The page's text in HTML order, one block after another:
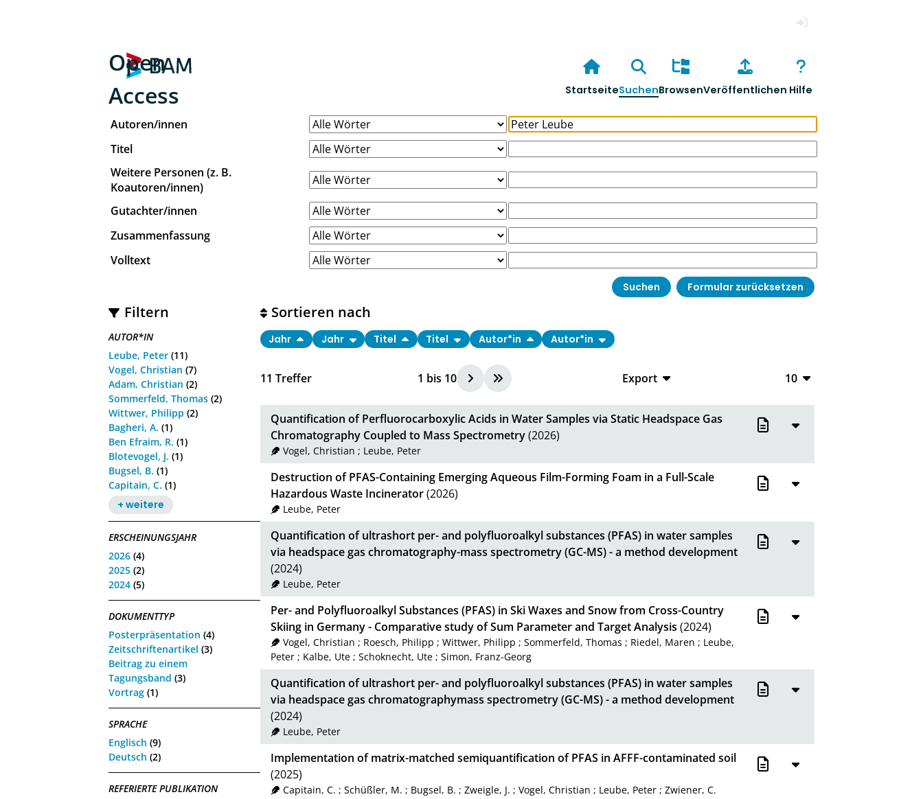
Open
Access
StartseiteSuchenBrowsenVeröffentlichen Hilfe
Autoren/innen
Titel
Weitere Personen (z. B.
Koautoren/innen)
Gutachter/innen
Zusammenfassung
Volltext
Filtern
AUTOR*IN
Leube, Peter (11)
Vogel, Christian (7)
Adam, Christian (2)
Sommerfeld, Thomas (2)
Wittwer, Philipp (2)
Bagheri, A. (1)
Ben Efraim, R. (1)
Blotevogel, J. (1)
Bugsel, B. (1)
Capitain, C. (1)
+ weitere
ERSCHEINUNGSJAHR
2026 (4)
2025 (2)
2024 (5)
DOKUMENTTYP
Posterpräsentation (4)
Zeitschriftenartikel (3)
Beitrag zu einem
Tagungsband (3)
Vortrag (1)
SPRACHE
Englisch (9)
Deutsch (2)
REFERIERTE PUBLIKATION
11 Treffer 1 bis 10
Export
RIS
10
20
100
Sortieren nach
Jahr Jahr Titel Titel Autor*in Autor*in
Quantification of Perfluorocarboxylic Acids in Water Samples via Static Headspace Gas
Chromatography Coupled to Mass Spectrometry(2026)
Vogel, Christian ; Leube, Peter
Destruction of PFAS-Containing Emerging Aqueous Film-Forming Foam in a Full-Scale
Hazardous Waste Incinerator(2026)
Leube, Peter
Quantification of ultrashort per- and polyfluoroalkyl substances (PFAS) in water samples
via headspace gas chromatography-mass spectrometry (GC-MS) - a method development
(2024)
Leube, Peter
Per- and Polyfluoroalkyl Substances (PFAS) in Ski Waxes and Snow from Cross-Country
Skiing in Germany - Comparative study of Sum Parameter and Target Analysis (2024)
Vogel, Christian ; Roesch, Philipp ;Wittwer, Philipp ;Sommerfeld, Thomas ; Riedel, Maren ; Leube,
Peter; Kalbe, Ute; Schoknecht, Ute; Simon, Franz-Georg
Quantification of ultrashort per- and polyfluoroalkyl substances (PFAS) in water samples
via headspace gas chromatographymass spectrometry (GC-MS) - a method development
(2024)
Leube, Peter
Implementation of matrix-matched semiquantification of PFAS in AFFF-contaminated soil
(2025)
Capitain, C. ;Schüßler, M. ; Bugsel, B. ;Zweigle, J. ;Vogel, Christian ; Leube, Peter ;Zwiener, C.